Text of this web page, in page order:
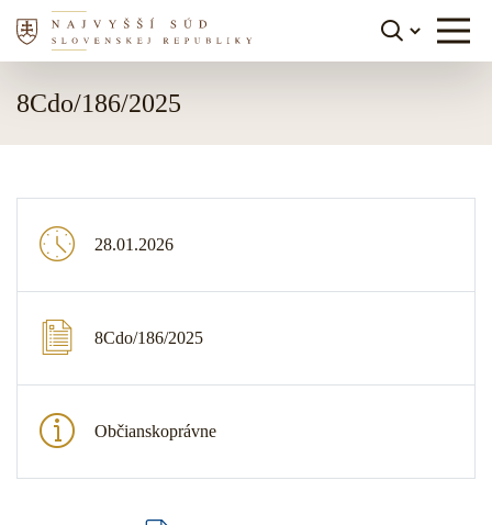
8Cdo/186/2025
28.01.2026
8Cdo/186/2025
Občianskoprávne